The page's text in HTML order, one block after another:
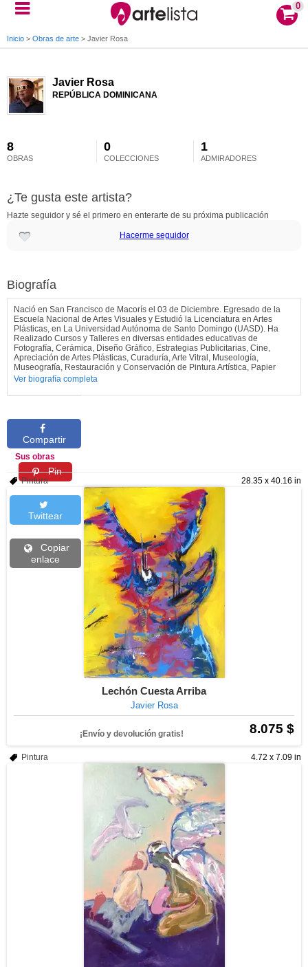
0
Inicio > Obras de arte > Javier Rosa
Javier Rosa
REPÚBLICA DOMINICANA
8
OBRAS
0
COLECCIONES
1
ADMIRADORES
¿Te gusta este artista?
Hazte seguidor y sé el primero en enterarte de su próxima publicación
Hacerme seguidor
Biografía
Nació en San Francisco de Macorís el 03 de Diciembre. Egresado de la
Escuela Nacional de Artes Visuales y Estudió la Licenciatura en Artes
Plásticas, en La Universidad Autónoma de Santo Domingo (UASD). Ha
Realizado Cursos y Talleres en diversas entidades educativas de
Fotografía, Cerámica, Diseño Gráfico, Estrategias Publicitarias, Cine,
Apreciación de Artes Plásticas, Curaduría, Arte Vitral, Museología,
Museografía, Restauración y Conservación de Pintura Artística, Papier
Ver biografía completa
Compartir
Pin
Twittear
Copiar
enlace
Sus obras
28.35 x 40.16 in
Pintura
Lechón Cuesta Arriba
Javier Rosa
8.075 $
¡Envío y devolución gratis!
4.72 x 7.09 in
Pintura